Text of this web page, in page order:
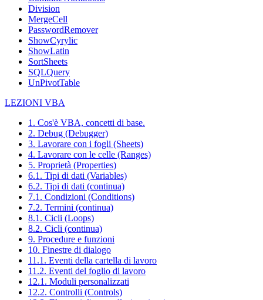
Division
MergeCell
PasswordRemover
ShowCyrylic
ShowLatin
SortSheets
SQLQuery
UnPivotTable
LEZIONI VBA
1. Cos'è VBA, concetti di base.
2. Debug (Debugger)
3. Lavorare con i fogli (Sheets)
4. Lavorare con le celle (Ranges)
5. Proprietà (Properties)
6.1. Tipi di dati (Variables)
6.2. Tipi di dati (continua)
7.1. Condizioni (Conditions)
7.2. Termini (continua)
8.1. Cicli (Loops)
8.2. Cicli (continua)
9. Procedure e funzioni
10. Finestre di dialogo
11.1. Eventi della cartella di lavoro
11.2. Eventi del foglio di lavoro
12.1. Moduli personalizzati
12.2. Controlli (Controls)